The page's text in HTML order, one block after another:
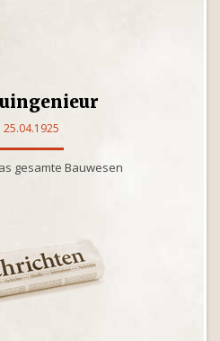
25.04.1925
gesamte Bauwesen